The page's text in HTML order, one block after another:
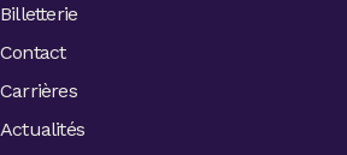
Billetterie
Contact
Carrières
Actualités